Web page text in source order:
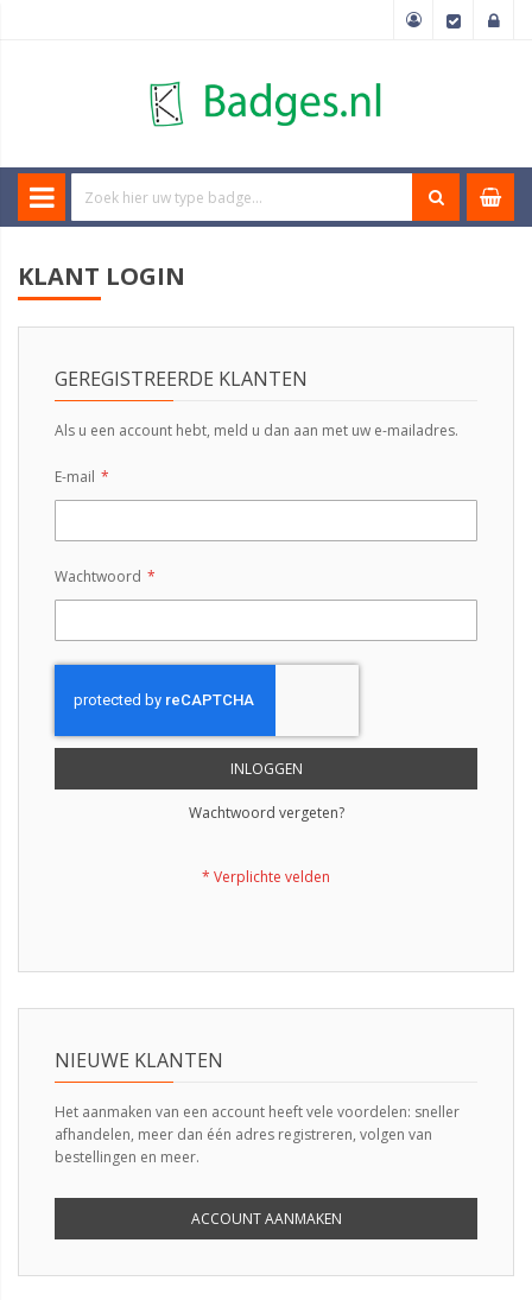
KLANT LOGIN
GEREGISTREERDE KLANTEN
Als u een account hebt, meld u dan aan met uw e-mailadres.
E-mail
Wachtwoord
INLOGGEN
Wachtwoord vergeten?
NIEUWE KLANTEN
Het aanmaken van een account heeft vele voordelen: sneller
afhandelen, meer dan één adres registreren, volgen van
bestellingen en meer.
ACCOUNT AANMAKEN